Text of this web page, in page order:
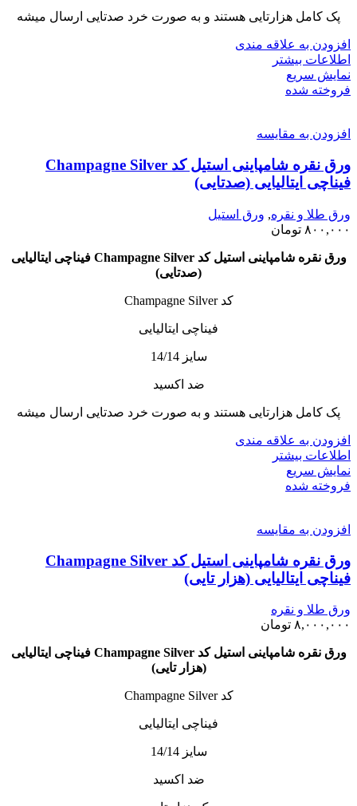
پک کامل هزارتایی هستند و به صورت خرد صدتایی ارسال میشه
افزودن به علاقه مندی
اطلاعات بیشتر
نمایش سریع
فروخته شده
افزودن به مقایسه
ورق نقره شامپاینی استیل کد Champagne Silver
فیناچی ایتالیایی (صدتایی)
ورق طلا و نقره, ورق استیل
۸۰۰,۰۰۰ تومان
ورق نقره شامپاینی استیل کد Champagne Silver فیناچی ایتالیایی
(صدتایی)
کد Champagne Silver
فیناچی ایتالیایی
سایز 14/14
ضد اکسید
پک کامل هزارتایی هستند و به صورت خرد صدتایی ارسال میشه
افزودن به علاقه مندی
اطلاعات بیشتر
نمایش سریع
فروخته شده
افزودن به مقایسه
ورق نقره شامپاینی استیل کد Champagne Silver
فیناچی ایتالیایی (هزار تایی)
ورق طلا و نقره
۸,۰۰۰,۰۰۰ تومان
ورق نقره شامپاینی استیل کد Champagne Silver فیناچی ایتالیایی
(هزار تایی)
کد Champagne Silver
فیناچی ایتالیایی
سایز 14/14
ضد اکسید